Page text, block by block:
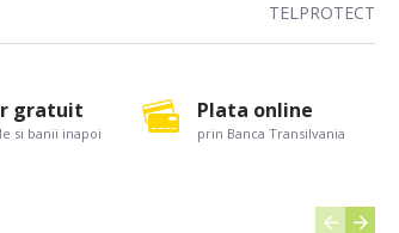
TELPROTECT
gratuit
si banii inapoi
Plata online
prin Banca Transilvania